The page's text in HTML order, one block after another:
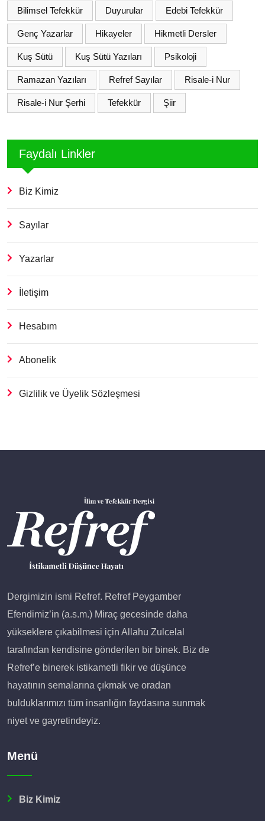
Bilimsel Tefekkür Duyurular Edebi Tefekkür
Genç Yazarlar Hikayeler Hikmetli Dersler
Kuş Sütü Kuş Sütü Yazıları Psikoloji
Ramazan Yazıları Refref Sayılar Risale-i Nur
Risale-i Nur Şerhi Tefekkür Şiir
Faydalı Linkler
Biz Kimiz
Sayılar
Yazarlar
İletişim
Hesabım
Abonelik
Gizlilik ve Üyelik Sözleşmesi
Dergimizin ismi Refref. Refref Peygamber
Efendimiz’in (a.s.m.) Miraç gecesinde daha
yükseklere çıkabilmesi için Allahu Zulcelal
tarafından kendisine gönderilen bir binek. Biz de
Refref’e binerek istikametli fikir ve düşünce
hayatının semalarına çıkmak ve oradan
bulduklarımızı tüm insanlığın faydasına sunmak
niyet ve gayretindeyiz.
Menü
Biz Kimiz